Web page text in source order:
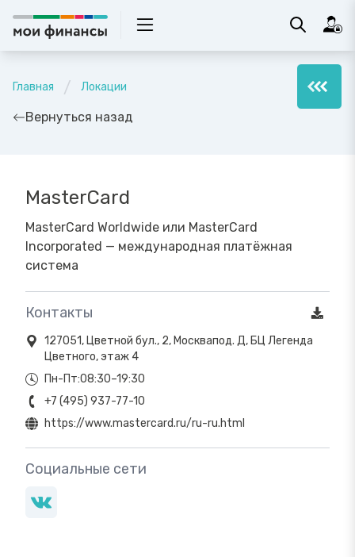
Главная Локации
Вернуться назад
MasterCard
MasterCard Worldwide или MasterCard
Incorporated — международная платёжная
система
Контакты
127051, Цветной бул., 2, Москвапод. Д, БЦ Легенда
Цветного, этаж 4
Пн-Пт:08:30–19:30
+7 (495) 937-77-10
https://www.mastercard.ru/ru-ru.html
Социальные сети